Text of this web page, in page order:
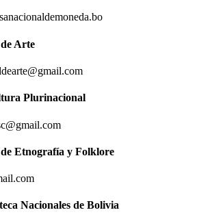
Arte
Plurinacional
Etnografía y Folklore
Nacionales de Bolivia